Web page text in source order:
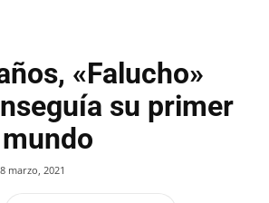
«Falucho»
su primer
marzo, 2021